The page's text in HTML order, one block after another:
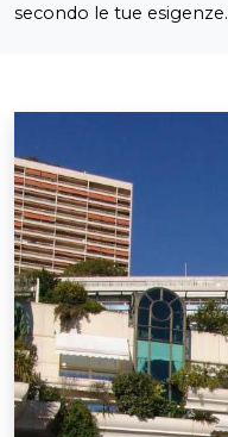
secondo le tue esigenze.